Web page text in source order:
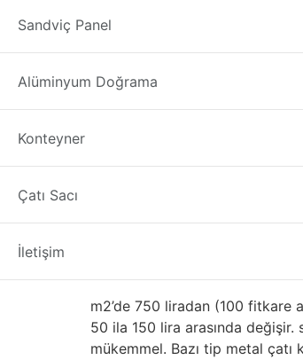
Sandviç Panel
Alüminyum Doğrama
Konteyner
Çatı Sacı
İletişim
sandviç panel ve türlerini
diğer daha yaygın çatı
bakılıyor. ayaklı dikiş sac
döndürür. Boya kaplamaları
m2’de 750 liradan (100 fitkare
50 ila 150 lira arasında değişir.
mükemmel. Bazı tip metal